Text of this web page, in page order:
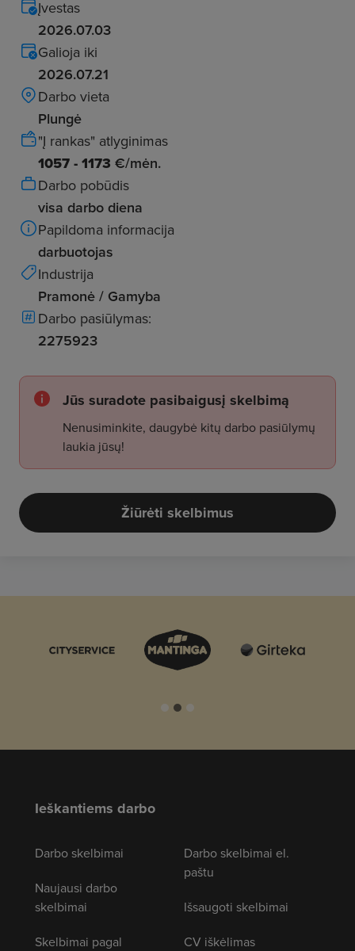
Įvestas
2026.07.03
Galioja iki
2026.07.21
Darbo vieta
Plungė
"Į rankas" atlyginimas
1057 - 1173 €/mėn.
Darbo pobūdis
visa darbo diena
Papildoma informacija
darbuotojas
Industrija
Pramonė / Gamyba
Darbo pasiūlymas:
2275923
Jūs suradote pasibaigusį skelbimą
Nenusiminkite, daugybė kitų darbo pasiūlymų
laukia jūsų!
Žiūrėti skelbimus
Ieškantiems darbo
Darbo skelbimai
Naujausi darbo
skelbimai
Skelbimai pagal
Darbo skelbimai el.
paštu
Išsaugoti skelbimai
CV iškėlimas